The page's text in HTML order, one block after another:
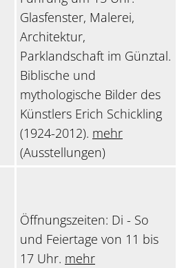
Glasfenster, Malerei,
Architektur,
Parklandschaft im Günztal.
Biblische und
mythologische Bilder des
Künstlers Erich Schickling
(1924-2012). mehr
(Ausstellungen)
Öffnungszeiten: Di - So
und Feiertage von 11 bis
17 Uhr. mehr